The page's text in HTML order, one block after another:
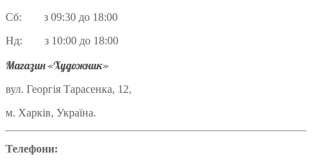
Сб: з 09:30 до 18:00
Нд: з 10:00 до 18:00
Магазин «Художник»
вул. Георгія Тарасенка, 12,
м. Харків, Україна.
Телефони: